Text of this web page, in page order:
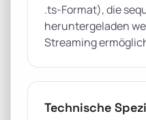
.ts-Format), die
heruntergeladen
Streaming
Technische